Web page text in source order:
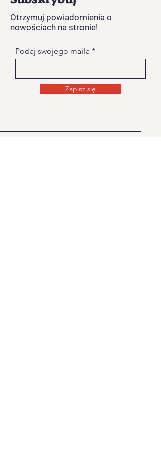
Otrzymuj powiadomienia o
nowościach na stronie!
Podaj swojego maila
Zapisz się